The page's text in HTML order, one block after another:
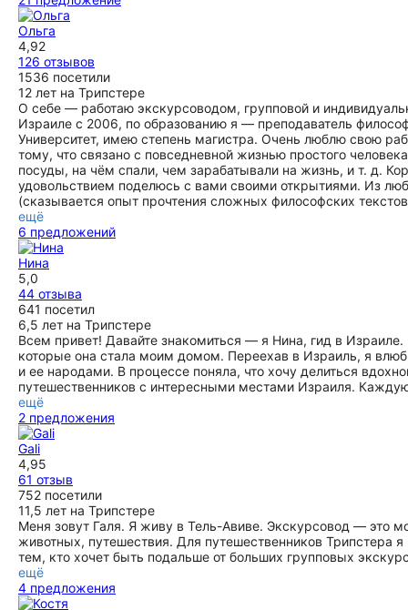
Ольга
4,92
126 отзывов
1536 посетили
12 лет на Трипстере
О себе — работаю экскурсоводом, групповой и
Израиле с 2006, по образованию я — преподаватель
Университет, имею степень магистра. Очень люблю свою
тому, что связано с повседневной жизнью простого
посуды, на чём спали, чем зарабатывали на жизнь, и т. д.
удовольствием поделюсь с вами своими открытиями. Из
(сказывается опыт прочтения сложных философских
ещё
6 предложений
Нина
5,0
44 отзыва
641 посетил
6,5 лет на Трипстере
Всем привет! Давайте знакомиться — я Нина, гид в
которые она стала моим домом. Переехав в Израиль, я
и ее народами. В процессе поняла, что хочу делиться
путешественников с интересными местами Израиля.
ещё
2 предложения
Gali
4,95
61 отзыв
752 посетили
11,5 лет на Трипстере
Меня зовут Галя. Я живу в Тель-Авиве. Экскурсовод — это
животных, путешествия. Для путешественников Трипстера
тем, кто хочет быть подальше от больших групповых
ещё
4 предложения